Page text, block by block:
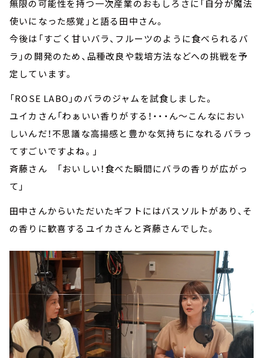
無限の可能性を持つ一次産業のおもしろさに「自分が魔法
使いになった感覚」と語る田中さん。
今後は「すごく甘いバラ、フルーツのように食べられるバ
ラ」の開発のため、品種改良や栽培方法などへの挑戦を予
定しています。
「ROSE LABO」のバラのジャムを試食しました。
ユイカさん「わぁいい香りがする！・・・ん～こんなにおい
しいんだ！不思議な高揚感と豊かな気持ちになれるバラっ
てすごいですよね。」
斉藤さん 「おいしい！食べた瞬間にバラの香りが広がっ
て」
田中さんからいただいたギフトにはバスソルトがあり、そ
の香りに歓喜するユイカさんと斉藤さんでした。